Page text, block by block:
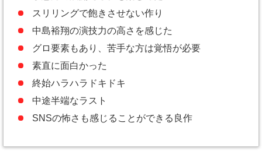
スリリングで飽きさせない作り
中島裕翔の演技力の高さを感じた
グロ要素もあり、苦手な方は覚悟が必要
素直に面白かった
終始ハラハラドキドキ
中途半端なラスト
SNSの怖さも感じることができる良作